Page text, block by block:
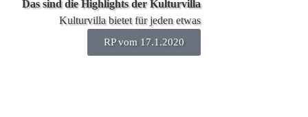
Das sind die Highlights der Kulturvilla
Kulturvilla bietet für jeden etwas
RP vom 17.1.2020